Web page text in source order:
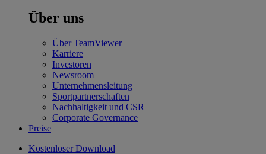
Über uns
Über TeamViewer
Karriere
Investoren
Newsroom
Unternehmensleitung
Sportpartnerschaften
Nachhaltigkeit und CSR
Corporate Governance
Preise
Kostenloser Download